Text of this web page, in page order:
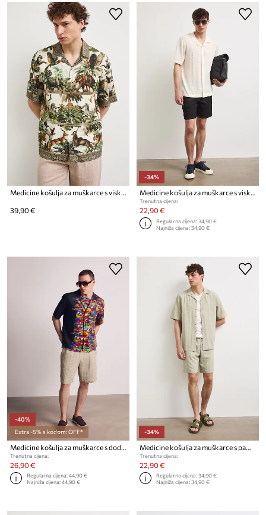
Medicine košulja za muškarce s viskozom
39,90 €
-34%
Medicine košulja za muškarce s viskozom
Trenutna cijena:
22,90 €
Regularna cijena:34,90 €
Najniža cijena:34,90 €
-40%
Extra -5% s kodom: OFF*
Trenutna cijena:
26,90 €
Regularna cijena:44,90 €
Najniža cijena:44,90 €
-34%
Trenutna cijena:
22,90 €
Regularna cijena:34,90 €
Najniža cijena:34,90 €